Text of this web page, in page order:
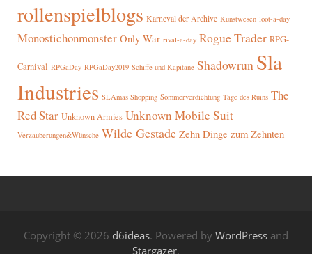
rollenspielblogs Karneval der Archive Kunstwesen loot-a-day
Monostichonmonster Only War rival-a-day Rogue Trader RPG-
Carnival RPGaDay RPGaDay2019 Schiffe und Kapitäne Shadowrun Sla
Industries SLAmas Shopping Sommerverdichtung Tage des Ruins The
Red Star Unknown Armies Unknown Mobile Suit
Verzauberungen&Wünsche Wilde Gestade Zehn Dinge zum Zehnten
Copyright © 2026 d6ideas. Powered by WordPress and
Stargazer.